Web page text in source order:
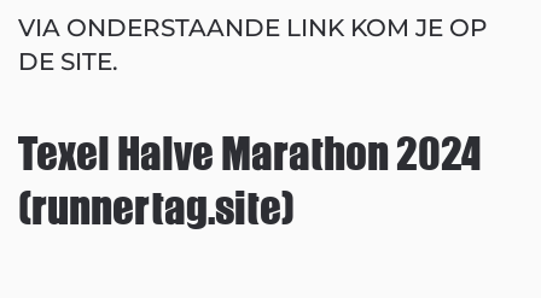
VIA ONDERSTAANDE LINK KOM JE OP
DE SITE.
Texel Halve Marathon 2024
(runnertag.site)